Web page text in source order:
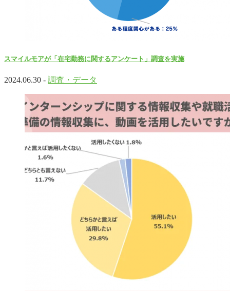
スマイルモアが「在宅勤務に関するアンケート」調査を実施
2024.06.30 - 調査・データ